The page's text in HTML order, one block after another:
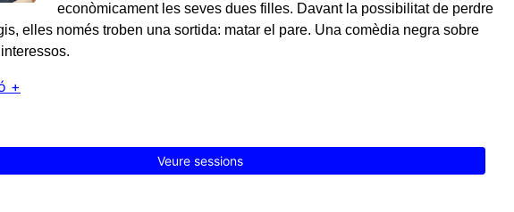
econòmicament les seves dues filles. Davant la possibilitat de perdre
elles només troben una sortida: matar el pare. Una comèdia negra sobre
+
Veure sessions